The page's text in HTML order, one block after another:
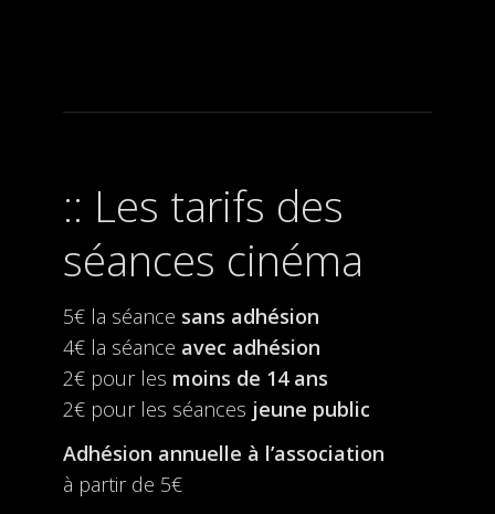
Les tarifs des
séances cinéma
5€ la séance sans adhésion
4€ la séance avec adhésion
2€ pour les moins de 14 ans
2€ pour les séances jeune public
Adhésion annuelle à l’association
à partir de 5€